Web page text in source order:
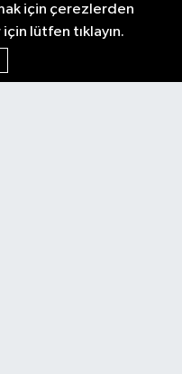
için çerezlerden
lütfen tıklayın.